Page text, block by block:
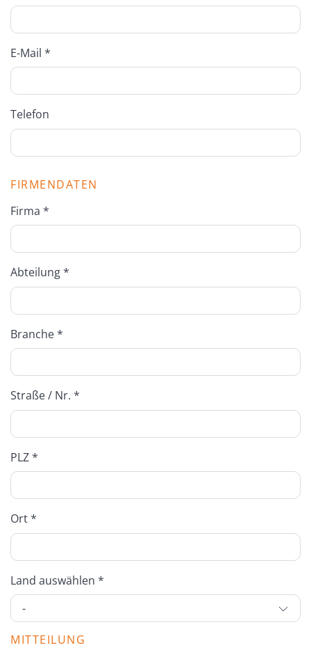
E-Mail *
Telefon
FIRMENDATEN
Firma *
Abteilung *
Branche *
Straße / Nr. *
PLZ *
Ort *
Land auswählen *
MITTEILUNG